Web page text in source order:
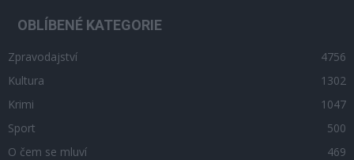
OBLÍBENÉ KATEGORIE
Zpravodajství
4756
Kultura
1302
Krimi
1047
Sport
500
O čem se mluví
469